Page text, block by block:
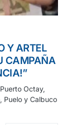
Y ARTEL
CAMPAÑA
Octay,
Puelo y Calbuco